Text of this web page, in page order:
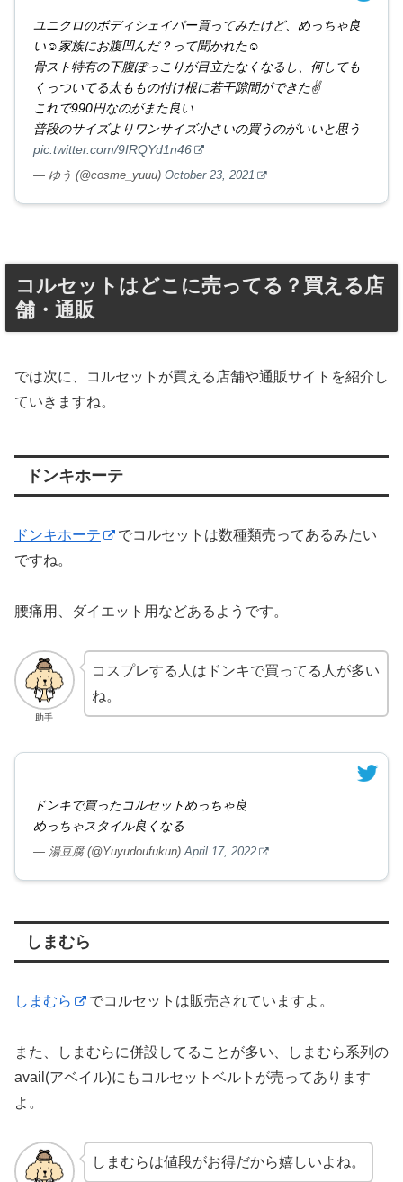
ユニクロのボディシェイパー買ってみたけど、めっちゃ良
い☺️家族にお腹凹んだ？って聞かれた☺️
骨スト特有の下腹ぽっこりが目立たなくなるし、何しても
くっついてる太ももの付け根に若干隙間ができた✌️
これで990円なのがまた良い
普段のサイズよりワンサイズ小さいの買うのがいいと思う
pic.twitter.com/9IRQYd1n46
— ゆう (@cosme_yuuu) October 23, 2021
コルセットはどこに売ってる？買える店
舗・通販
では次に、コルセットが買える店舗や通販サイトを紹介し
ていきますね。
ドンキホーテ
ドンキホーテ
でコルセットは数種類売ってあるみたい
ですね。
腰痛用、ダイエット用などあるようです。
助手
コスプレする人はドンキで買ってる人が多い
ね。
ドンキで買ったコルセットめっちゃ良
めっちゃスタイル良くなる
— 湯豆腐 (@Yuyudoufukun) April 17, 2022
しまむら
しまむら でコルセットは販売されていますよ。
また、しまむらに併設してることが多い、しまむら系列の
avail(アベイル)にもコルセットベルトが売ってあります
よ。
しまむらは値段がお得だから嬉しいよね。